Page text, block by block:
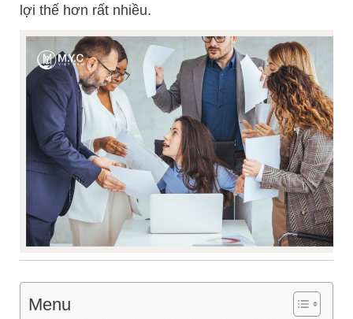
lợi thế hơn rất nhiều.
Menu